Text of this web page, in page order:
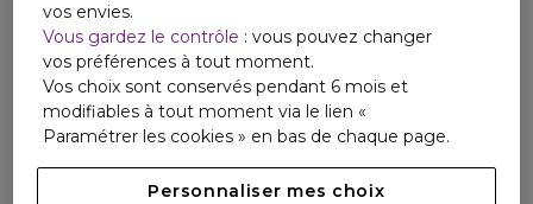
vos envies.
Vous gardez le contrôle : vous pouvez changer
vos préférences à tout moment.
Vos choix sont conservés pendant 6 mois et
modifiables à tout moment via le lien «
Paramétrer les cookies » en bas de chaque page.
Personnaliser mes choix